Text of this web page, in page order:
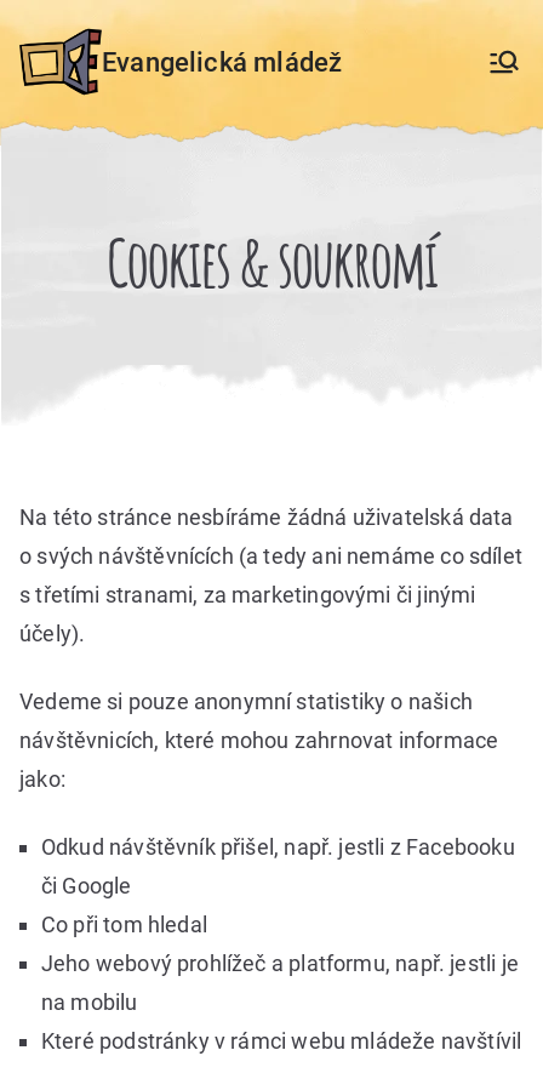
na
Evangelická mládež
Cookies & soukromí
Na této stránce nesbíráme žádná uživatelská data
o svých návštěvnících (a tedy ani nemáme co sdílet
s třetími stranami, za marketingovými či jinými
účely).
Vedeme si pouze anonymní statistiky o našich
návštěvnicích, které mohou zahrnovat informace
jako:
Odkud návštěvník přišel, např. jestli z Facebooku
či Google
Co při tom hledal
Jeho webový prohlížeč a platformu, např. jestli je
na mobilu
Které podstránky v rámci webu mládeže navštívil